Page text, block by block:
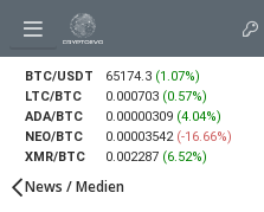
BTC/USDT 65174.3 (1.07%)
LTC/BTC
0.000703 (0.57%)
ADA/BTC
0.00000309 (4.04%)
NEO/BTC
0.00003542 (-16.66%)
XMR/BTC
0.002287 (6.52%)
News / Medien